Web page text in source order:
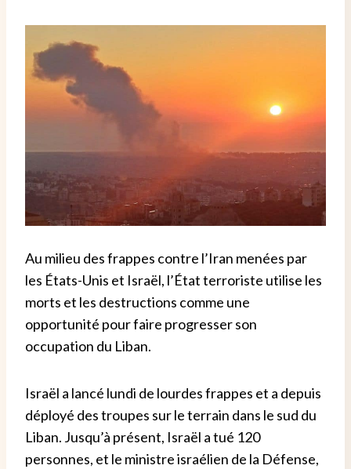
Au milieu des frappes contre l’Iran menées par
les États-Unis et Israël, l’État terroriste utilise les
morts et les destructions comme une
opportunité pour faire progresser son
occupation du Liban.
Israël a lancé lundi de lourdes frappes et a depuis
déployé des troupes sur le terrain dans le sud du
Liban. Jusqu’à présent, Israël a tué 120
personnes, et le ministre israélien de la Défense,